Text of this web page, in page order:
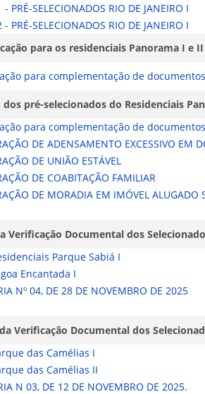
- PRÉ-SELECIONADOS RIO DE JANEIRO I
- PRÉ-SELECIONADOS RIO DE JANEIRO I
para os residenciais Panorama I e
para complementação de documentos
dos pré-selecionados do Residenciais
para complementação de documentos
DE ADENSAMENTO EXCESSIVO EM
DE UNIÃO ESTÁVEL
DE COABITAÇÃO FAMILIAR
DE MORADIA EM IMÓVEL ALUGADO
Verificação Documental dos
Parque Sabiá I
Encantada I
Nº 04, DE 28 DE NOVEMBRO DE 2025
Verificação Documental dos
das Camélias I
das Camélias II
N 03, DE 12 DE NOVEMBRO DE 2025.